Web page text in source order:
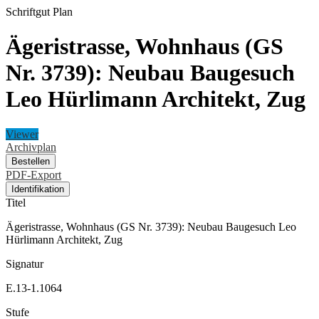
Schriftgut Plan
Ägeristrasse, Wohnhaus (GS
Nr. 3739): Neubau Baugesuch
Leo Hürlimann Architekt, Zug
Viewer
Archivplan
Bestellen
PDF-Export
Identifikation
Titel
Ägeristrasse, Wohnhaus (GS Nr. 3739): Neubau Baugesuch Leo
Hürlimann Architekt, Zug
Signatur
E.13-1.1064
Stufe